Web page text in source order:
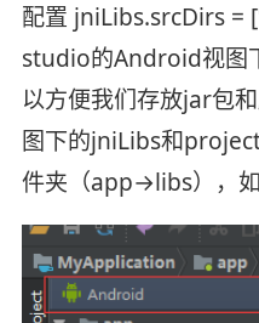
配置 jniLibs.srcDirs =
studio的Android视图
以方便我们存放jar包
图下的jniLibs和
件夹（app→libs），如